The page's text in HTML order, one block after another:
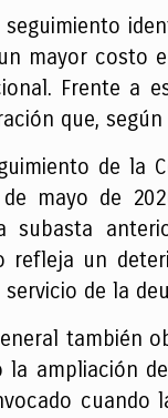
mayor costo
Frente a
que,
de la
mayo de
subasta
refleja un
de la
también
ampliación
cuando